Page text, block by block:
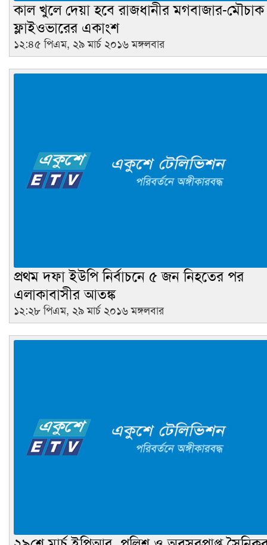
কাল খুলে দেয়া হবে রাজধানীর মগবাজার-মৌচাক
ফ্লাইওভারের একাংশ
১২:৪৫ পিএম, ২৯ মার্চ ২০১৬ মঙ্গলবার
প্রথম দফা ইউপি নির্বাচনে ৫ জন নিহতের পর
এলাকাবাসীর আতঙ্ক
১২:২৮ পিএম, ২৯ মার্চ ২০১৬ মঙ্গলবার